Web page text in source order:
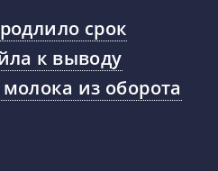
срок
к выводу
из оборота